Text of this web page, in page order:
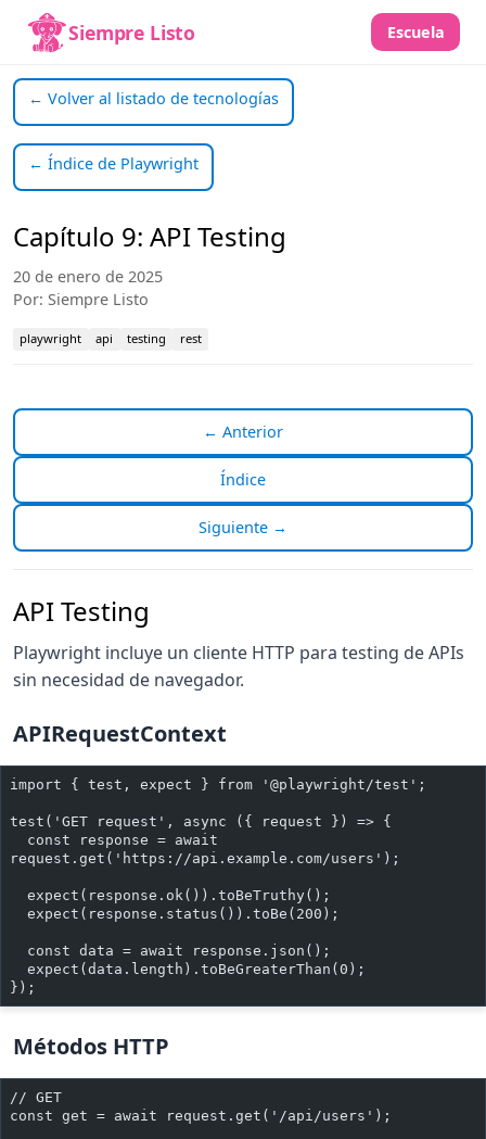
Siempre Listo Escuela
← Volver al listado de tecnologías
← Índice de Playwright
Capítulo 9: API Testing
20 de enero de 2025
Por: Siempre Listo
playwright api testing rest
← Anterior
Índice
Siguiente →
API Testing
Playwright incluye un cliente HTTP para testing de APIs
sin necesidad de navegador.
APIRequestContext
import { test, expect } from '@playwright/test';
test('GET request', async ({ request }) => {
request.get('https://api.example.com/users');
  expect(response.ok()).toBeTruthy();
  expect(response.status()).toBe(200);
  const data = await response.json();
  expect(data.length).toBeGreaterThan(0);
});
Métodos HTTP
// GET
const get = await request.get('/api/users');